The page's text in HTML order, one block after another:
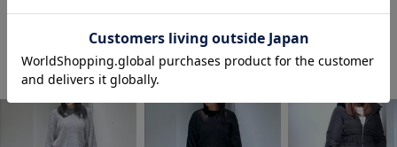
STAFF COORDINATE